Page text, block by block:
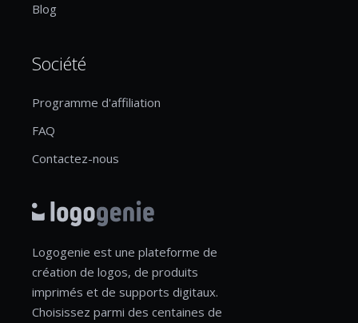
Blog
Société
Programme d'affiliation
FAQ
Contactez-nous
Logogenie est une plateforme de
création de logos, de produits
imprimés et de supports digitaux.
Choisissez parmi des centaines de